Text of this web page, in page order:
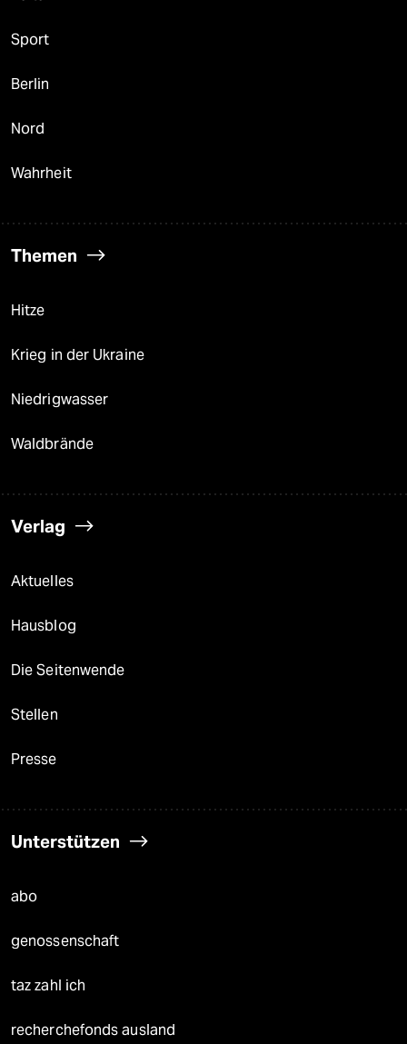
Sport
Berlin
Nord
Wahrheit
Themen
Hitze
Krieg in der Ukraine
Niedrigwasser
Waldbrände
Verlag
Aktuelles
Hausblog
Die Seitenwende
Stellen
Presse
Unterstützen
abo
genossenschaft
taz zahl ich
recherchefonds ausland